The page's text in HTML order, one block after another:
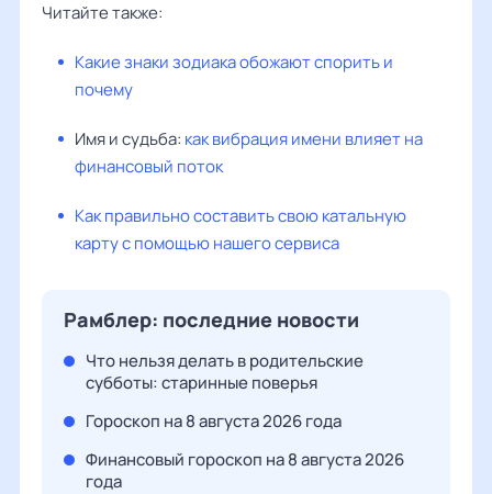
Читайте также:
Какие знаки зодиака обожают спорить и
почему
Имя и судьба: как вибрация имени влияет на
финансовый поток
Как правильно составить свою катальную
карту с помощью нашего сервиса
Рамблер: последние новости
Что нельзя делать в родительские
субботы: старинные поверья
Гороскоп на 8 августа 2026 года
Финансовый гороскоп на 8 августа 2026
года